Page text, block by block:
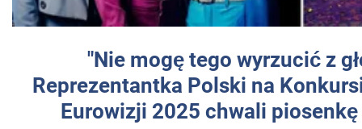
"Nie mogę tego wyrzucić z
Reprezentantka Polski na
Eurowizji 2025 chwali